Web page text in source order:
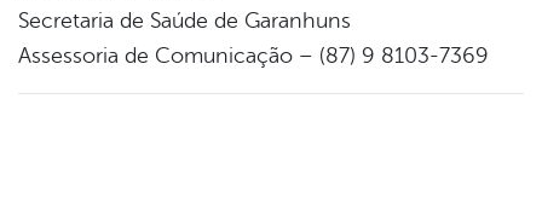
Secretaria de Saúde de Garanhuns
Assessoria de Comunicação – (87) 9 8103-7369